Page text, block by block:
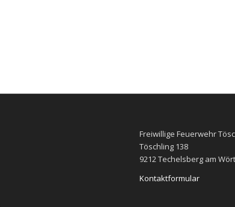
Freiwillige Feuerwehr
Töschling 138
9212 Techelsberg am
Kontaktformular